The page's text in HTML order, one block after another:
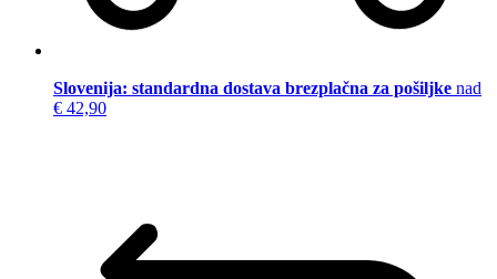
Slovenija: standardna dostava brezplačna za pošiljke nad
€ 42,90